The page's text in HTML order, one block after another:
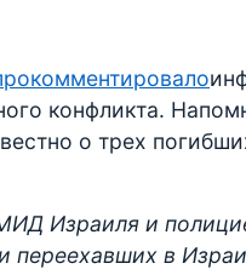
конфликта.
о трех
Израиля и
переехавших в